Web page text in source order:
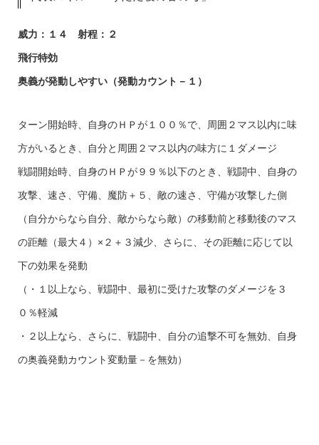
威力：１４ 射程：２
飛行特効
奥義が発動しやすい（発動カウント－１）
ターン開始時、自身のＨＰが１００％で、周囲２マス以内に味
方がいるとき、自分と周囲２マス以内の味方に１ダメージ
戦闘開始時、自身のＨＰが９９％以下のとき、戦闘中、自身の
攻撃、速さ、守備、魔防＋５、敵の速さ、守備が攻撃した側
（自分からなら自分、敵からなら敵）の移動前と移動後のマス
の距離（最大４）×２＋３減少、さらに、その距離に応じて以
下の効果を発動
（・１以上なら、戦闘中、最初に受けた攻撃のダメージを３
０％軽減
・２以上なら、さらに、戦闘中、自分の追撃不可を無効、自身
の奥義発動カウント変動量－を無効）